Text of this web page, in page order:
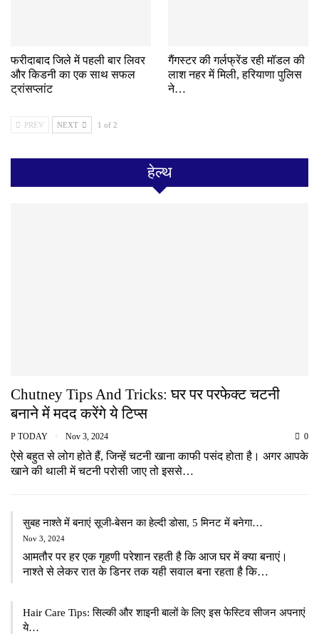
फरीदाबाद जिले में पहली बार लिवर
और किडनी का एक साथ सफल
ट्रांसप्लांट
गैंगस्टर की गर्लफ्रेंड रही मॉडल की
लाश नहर में मिली, हरियाणा पुलिस
ने…
PREV NEXT 1 of 2
हेल्थ
Chutney Tips And Tricks: घर पर परफेक्ट चटनी
बनाने में मदद करेंगे ये टिप्स
P TODAY Nov 3, 2024 0
ऐसे बहुत से लोग होते हैं, जिन्हें चटनी खाना काफी पसंद होता है। अगर आपके
खाने की थाली में चटनी परोसी जाए तो इससे…
सुबह नाश्ते में बनाएं सूजी-बेसन का हेल्दी डोसा, 5 मिनट में बनेगा…
Nov 3, 2024
आमतौर पर हर एक गृहणी परेशान रहती है कि आज घर में क्या बनाएं।
नाश्ते से लेकर रात के डिनर तक यही सवाल बना रहता है कि…
Hair Care Tips: सिल्की और शाइनी बालों के लिए इस फेस्टिव सीजन अपनाएं
ये…